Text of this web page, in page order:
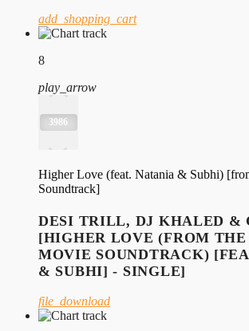
add_shopping_cart
8
play_arrow
3986
Higher Love (feat. Natania & Subhi)
Soundtrack]
DESI TRILL, DJ KHALED &
[HIGHER LOVE (FROM THE
MOVIE SOUNDTRACK)
& SUBHI] - SINGLE]
file_download